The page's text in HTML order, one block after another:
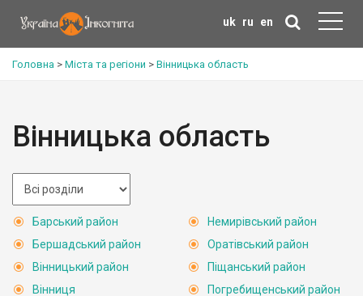
uk ru en
Головна > Міста та регіони > Вінницька область
Вінницька область
Барський район
Бершадський район
Вінницький район
Вінниця
Немирівський район
Оратівський район
Піщанський район
Погребищенський район